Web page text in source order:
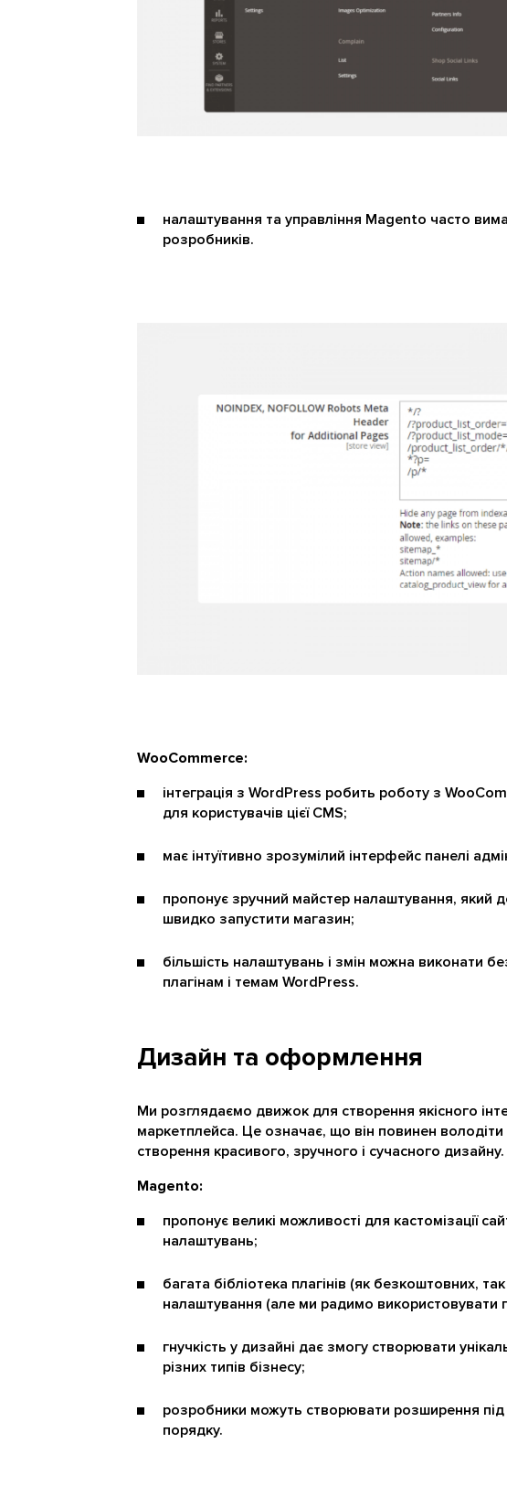
налаштування та управління Magento часто
розробників.
WooCommerce:
інтеграція з WordPress робить роботу з
для користувачів цієї CMS;
має інтуїтивно зрозумілий інтерфейс панелі
пропонує зручний майстер налаштування, який
швидко запустити магазин;
більшість налаштувань і змін можна виконати
плагінам і темам WordPress.
Дизайн та оформлення
Ми розглядаємо движок для створення якісного
маркетплейса. Це означає, що він повинен
створення красивого, зручного і сучасного дизайну.
Magento:
пропонує великі можливості для кастомізації
налаштувань;
багата бібліотека плагінів (як безкоштовних,
налаштування (але ми радимо використовувати
гнучкість у дизайні дає змогу створювати
різних типів бізнесу;
розробники можуть створювати розширення під
порядку.